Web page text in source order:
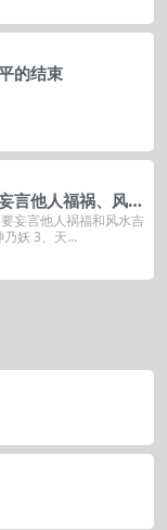
的结束
言他人福祸、风
妄言他人祸福和风水吉
妖 3、天...